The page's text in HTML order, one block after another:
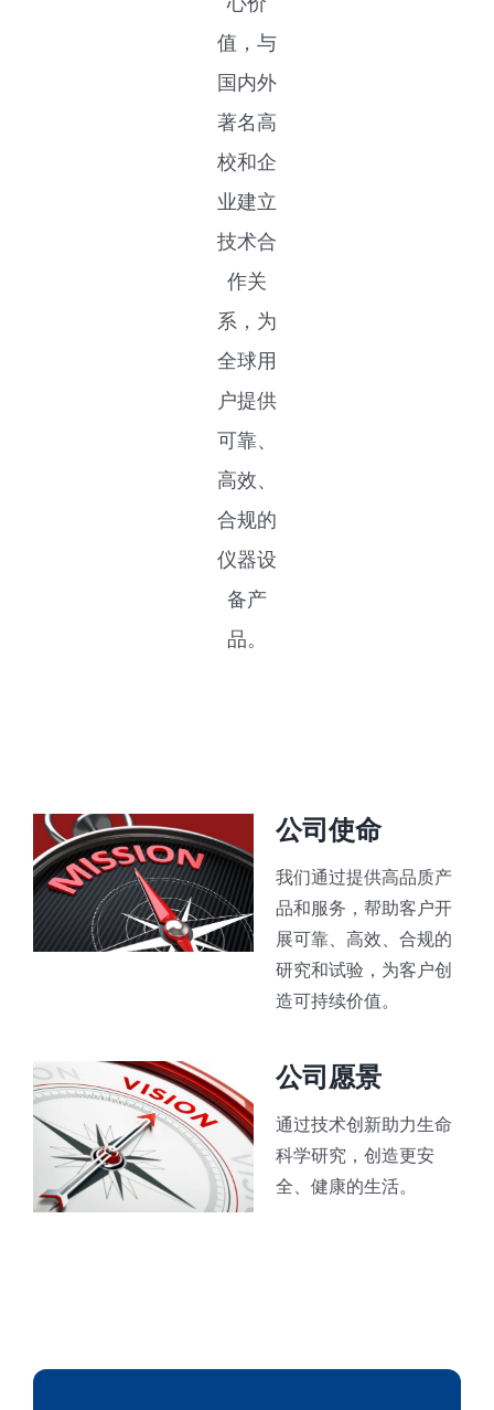
值，与
国内外
著名高
校和企
业建立
技术合
作关
系，为
全球用
户提供
可靠、
高效、
合规的
仪器设
备产
品。
公司使命
我们通过提供高品质产
品和服务，帮助客户开
展可靠、高效、合规的
研究和试验，为客户创
造可持续价值。
公司愿景
通过技术创新助力生命
科学研究，创造更安
全、健康的生活。